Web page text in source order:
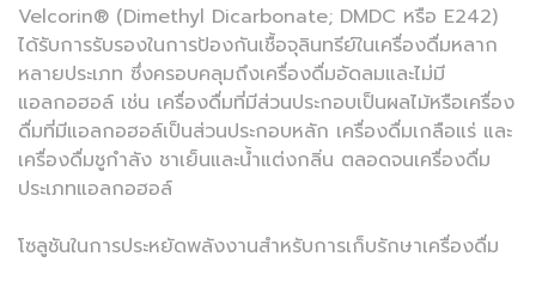
Velcorin® (Dimethyl Dicarbonate; DMDC หรือ E242)
ได้รับการรับรองในการป้องกันเชื้อจุลินทรีย์ในเครื่องดื่มหลาก
หลายประเภท ซึ่งครอบคลุมถึงเครื่องดื่มอัดลมและไม่มี
แอลกอฮอล์ เช่น เครื่องดื่มที่มีส่วนประกอบเป็นผลไม้หรือเครื่อง
ดื่มที่มีแอลกอฮอล์เป็นส่วนประกอบหลัก เครื่องดื่มเกลือแร่ และ
เครื่องดื่มชูกำลัง ชาเย็นและน้ำแต่งกลิ่น ตลอดจนเครื่องดื่ม
ประเภทแอลกอฮอล์
โซลูชันในการประหยัดพลังงานสำหรับการเก็บรักษาเครื่องดื่ม